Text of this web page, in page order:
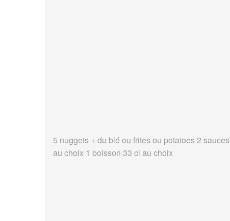
5 nuggets + du blé ou frites ou potatoes 2 sauces
au choix 1 boisson 33 cl au choix